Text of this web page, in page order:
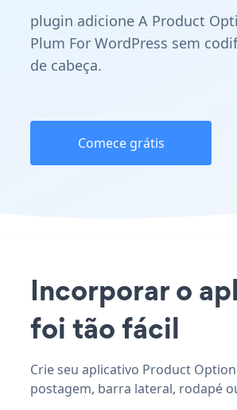
plugin adicione A Product
Plum For WordPress sem
de cabeça.
Comece grátis
Incorporar o
foi tão fácil
Crie seu aplicativo Product
postagem, barra lateral, rodapé